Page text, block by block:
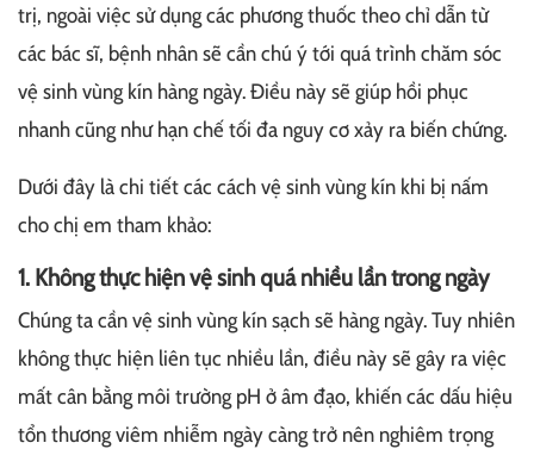
trị, ngoài việc sử dụng các phương thuốc theo chỉ dẫn từ
các bác sĩ, bệnh nhân sẽ cần chú ý tới quá trình chăm sóc
vệ sinh vùng kín hàng ngày. Điều này sẽ giúp hồi phục
nhanh cũng như hạn chế tối đa nguy cơ xảy ra biến chứng.
Dưới đây là chi tiết các cách vệ sinh vùng kín khi bị nấm
cho chị em tham khảo:
1. Không thực hiện vệ sinh quá nhiều lần trong ngày
Chúng ta cần vệ sinh vùng kín sạch sẽ hàng ngày. Tuy nhiên
không thực hiện liên tục nhiều lần, điều này sẽ gây ra việc
mất cân bằng môi trường pH ở âm đạo, khiến các dấu hiệu
tổn thương viêm nhiễm ngày càng trở nên nghiêm trọng